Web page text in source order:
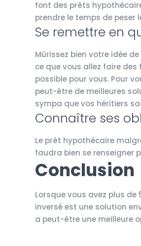
font des prêts
prendre le temps de peser
Se remettre en
Mûrissez bien votre idée
ce que vous allez faire
possible pour vous. Pour
peut-être de meilleures
sympa que vos héritiers
Connaître ses
Le prêt hypothécaire
faudra bien se renseigner
Conclusion
Lorsque vous avez plus
inversé est une solution
a peut-être une meilleure